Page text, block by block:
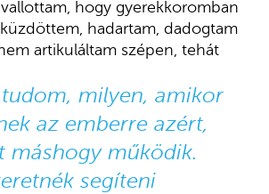
hogy gyerekkoromban
hadartam, dadogtam
artikuláltam szépen, tehát
milyen, amikor
az emberre azért,
máshogy működik.
segíteni